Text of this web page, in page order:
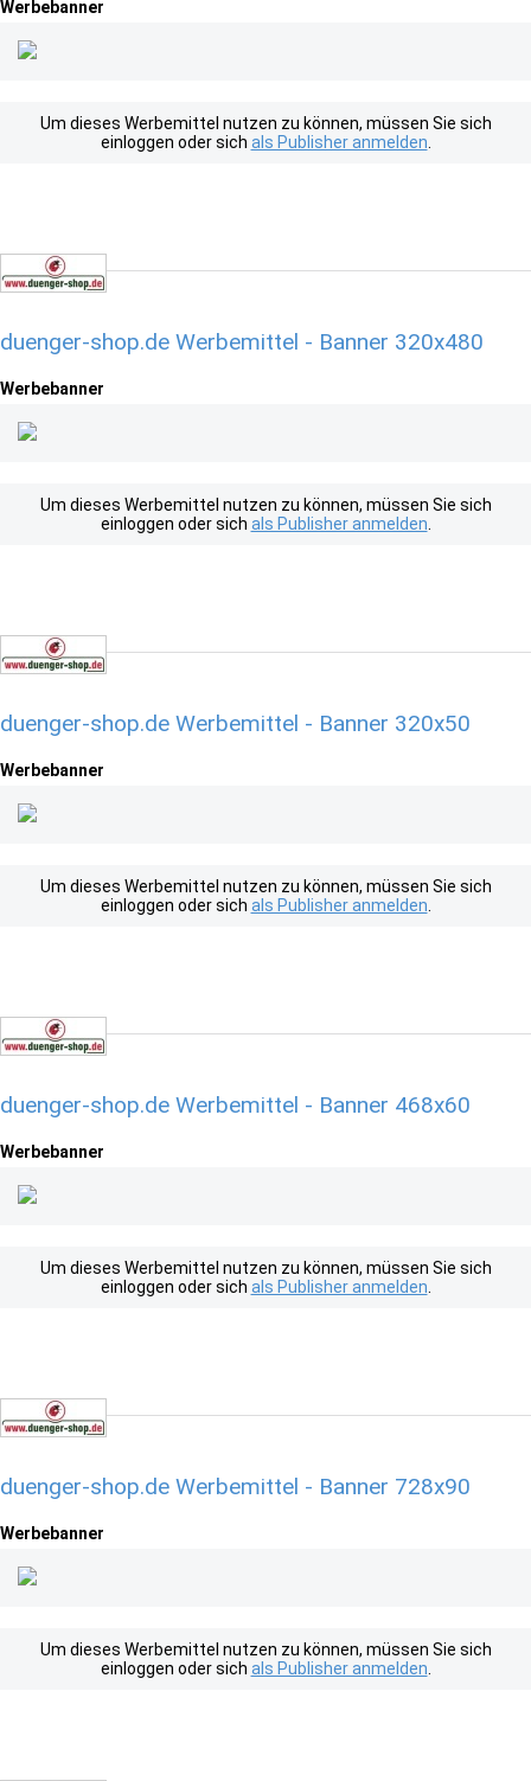
Werbebanner
Um dieses Werbemittel nutzen zu können, müssen Sie sich
einloggen oder sich als Publisher anmelden
duenger-shop.de Werbemittel - Banner 320x480
Werbebanner
Um dieses Werbemittel nutzen zu können, müssen Sie sich
einloggen oder sich als Publisher anmelden
duenger-shop.de Werbemittel - Banner 320x50
Werbebanner
Um dieses Werbemittel nutzen zu können, müssen Sie sich
einloggen oder sich als Publisher anmelden
duenger-shop.de Werbemittel - Banner 468x60
Werbebanner
Um dieses Werbemittel nutzen zu können, müssen Sie sich
einloggen oder sich als Publisher anmelden
duenger-shop.de Werbemittel - Banner 728x90
Werbebanner
Um dieses Werbemittel nutzen zu können, müssen Sie sich
einloggen oder sich als Publisher anmelden